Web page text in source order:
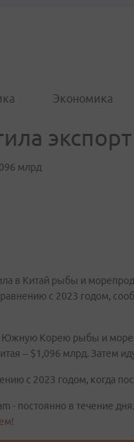
Экономика
млрд
в Китай рыбы и
с 2023 годом,
Южную Корею рыбы и
– $1,096 млрд. Затем
с 2023 годом, когда
- постоянно в течение дня.